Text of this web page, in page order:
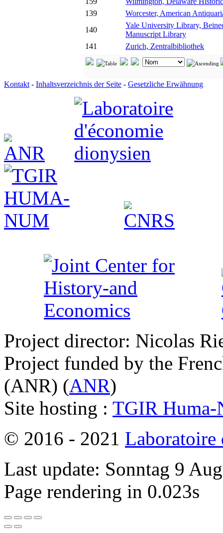
139
Worcester, American
140
Yale University Library,
Manuscript Library
141
Zurich, Zentralbibliothek
Kontakt - Inhaltsverzeichnis der Seite - Gesetzliche Erwähnung
Project director: Nicolas
Project funded by the
(ANR) (ANR)
Site hosting : TGIR Huma-
© 2016 - 2021 Laboratoire
Last update: Sonntag 9
Page rendering in 0.023s